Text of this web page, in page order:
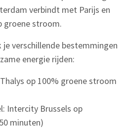
verbindt met Parijs en
groene stroom.
verschillende bestemmingen
energie rijden:
op 100% groene stroom
Intercity Brussels op
minuten)